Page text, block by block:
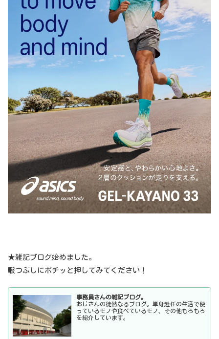
★雑記ブログ始めました。
暇つぶしにポチッと押してみてください！
事務員さんの雑記ブログ。
おじさんの徒然なるブログ。単身赴任の生活で使
っているモノや食べているモノ、その他もろもろ
を紹介しています。